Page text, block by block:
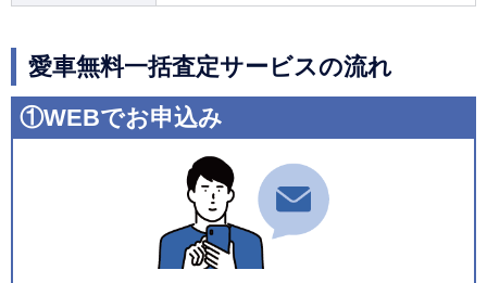
愛車無料一括査定サービスの流れ
①WEBでお申込み